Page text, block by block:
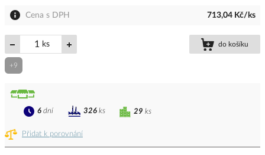
Cena s DPH 713,04 Kč/ks
ks do košíku
+9
Přidat k porovnání
29 ks
6 dní 326 ks